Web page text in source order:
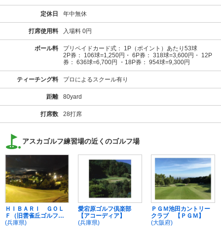
定休日 年中無休
打席使用料 入場料 0円
ボール料
プリペイドカード式： 1P（ポイント）あたり53球
2P券： 106球=1,250円・ 6P券： 318球=3,600円・ 12P
券： 636球=6,700円 ・18P券： 954球=9,300円
ティーチング料 プロによるスクール有り
距離 80yard
打席数 28打席
アスカゴルフ練習場の近くのゴルフ場
ＨＩＢＡＲＩ ＧＯＬ
Ｆ（旧雲雀丘ゴルフ倶
楽部）
(兵庫県)
愛宕原ゴルフ倶楽部
【アコーディア】
(兵庫県)
ＰＧＭ池田カントリー
クラブ 【ＰＧＭ】
(大阪府)